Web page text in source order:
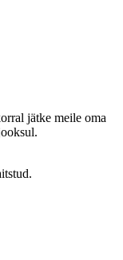
jätke meile oma